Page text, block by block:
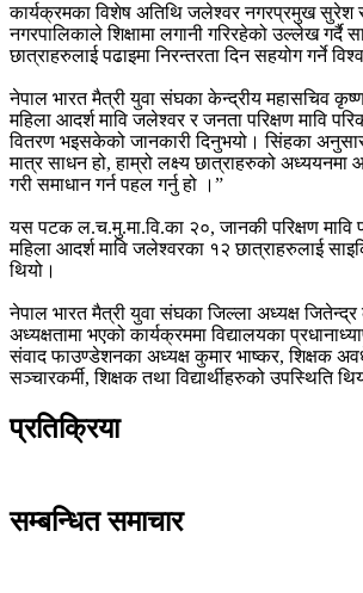
कार्यक्रमका विशेष अतिथि जलेश्वर नगरप्रमुख सुरेश
नगरपालिकाले शिक्षामा लगानी गरिरहेको उल्लेख गर्दै
छात्राहरुलाई पढाइमा निरन्तरता दिन सहयोग गर्ने
नेपाल भारत मैत्री युवा संघका केन्द्रीय महासचिव
महिला आदर्श मावि जलेश्वर र जनता परिक्षण मावि
वितरण भइसकेको जानकारी दिनुभयो। सिंहका
मात्र साधन हो, हाम्रो लक्ष्य छात्राहरुको
गरी समाधान गर्न पहल गर्नु हो ।”
यस पटक ल.च.मु.मा.वि.का २०, जानकी परिक्षण मावि
महिला आदर्श मावि जलेश्वरका १२ छात्राहरुलाई
थियो।
नेपाल भारत मैत्री युवा संघका जिल्ला अध्यक्ष
अध्यक्षतामा भएको कार्यक्रममा विद्यालयका
संवाद फाउण्डेशनका अध्यक्ष कुमार भाष्कर, शिक्षक
सञ्चारकर्मी, शिक्षक तथा विद्यार्थीहरुको उपस्थिति
प्रतिक्रिया
सम्बन्धित समाचार